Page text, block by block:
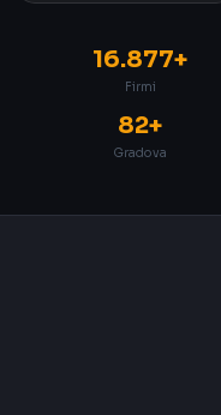
16.877+
Firmi
82+
Gradova